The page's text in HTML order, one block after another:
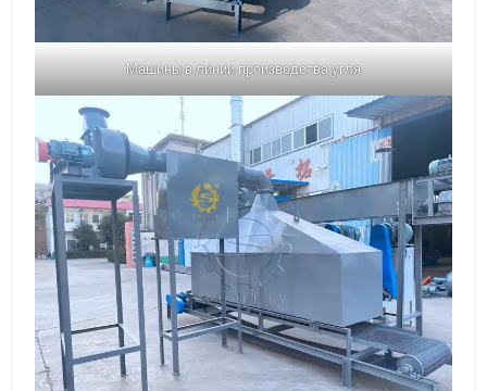
Машины в линии производства угля